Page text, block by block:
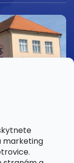
marketing